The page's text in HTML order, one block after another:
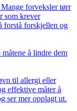
forveksler tørr
som krever
forstå forskjellen og
å lindre dem
til allergi eller
effektive måter å
ser mer opplagt ut.